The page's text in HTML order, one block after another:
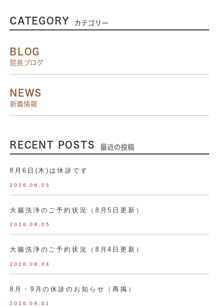
CATEGORY カテゴリー
BLOG
院長ブログ
NEWS
新着情報
RECENT POSTS 最近の投稿
8月6日(木)は休診です
2026.08.05
大腸洗浄のご予約状況（8月5日更新）
2026.08.05
大腸洗浄のご予約状況（8月4日更新）
2026.08.04
8月・9月の休診のお知らせ（再掲）
2026.08.01